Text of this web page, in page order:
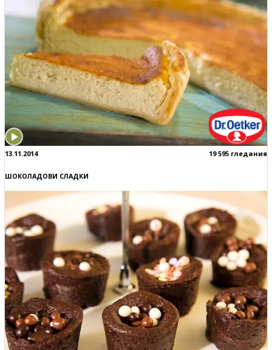
13.11.2014 19 595 гледания
ШОКОЛАДОВИ СЛАДКИ